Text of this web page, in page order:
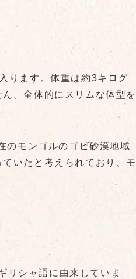
ります。体重は約3キログ
。全体的にスリムな体型を
のモンゴルのゴビ砂漠地域
いたと考えられており、モ
リシャ語に由来していま